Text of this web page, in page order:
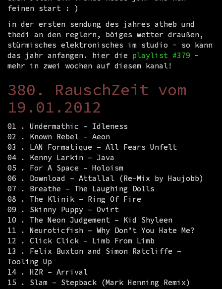
feinen start : )
in der ersten sendung des jahres atheb und
thedi an den reglern, böiges wetter draußen,
stürmisches elektronisches im studio - so kann
das jahr anfangen. hier die playlist #379 -
mehr in zwei wochen auf diesem kanal!
380. RauschZeit vom
19.01.2012
01 . Undermathic – Idleness
02 . Known Rebel – Aeon
03 . LAN Formatique – All Fears Unfelt
04 . Kenny Larkin – Java
05 . For A Space – Holoism
06 . Download – Attallal (Re-Mix by Haujobb)
07 . Breathe – The Laughing Dolls
08 . The Klinik – Ring Of Fire
09 . Skinny Puppy – Ovirt
10 . The Neon Judgement – Kid Shyleen
11 . Neuroticfish – Why Don’t You Hate Me?
12 . Click Click – Limb From Limb
13 . Felix Buxton and Simon Ratcliffe –
Tooling Up
14 . HZR – Arrival
15 . Slam – Stepback (Mark Henning Remix)